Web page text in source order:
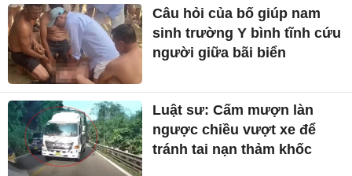
Câu hỏi của bố giúp nam
sinh trường Y bình tĩnh cứu
người giữa bãi biển
Luật sư: Cấm mượn làn
ngược chiều vượt xe để
tránh tai nạn thảm khốc